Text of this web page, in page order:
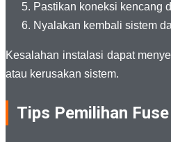
Pastikan koneksi kencang
Nyalakan kembali sistem
Kesalahan instalasi dapat
atau kerusakan sistem.
Tips Pemilihan